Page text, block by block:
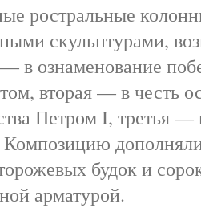
ростральные
скульптурами,
в ознаменование
вторая — в честь
Петром I, третья —
будок и
арматурой.